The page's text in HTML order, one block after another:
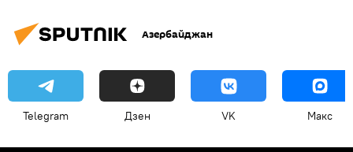
Азербайджан
Telegram Дзен VK Макс